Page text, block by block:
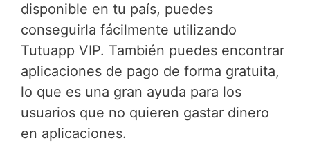
disponible en tu país, puedes
conseguirla fácilmente utilizando
Tutuapp VIP. También puedes encontrar
aplicaciones de pago de forma gratuita,
lo que es una gran ayuda para los
usuarios que no quieren gastar dinero
en aplicaciones.